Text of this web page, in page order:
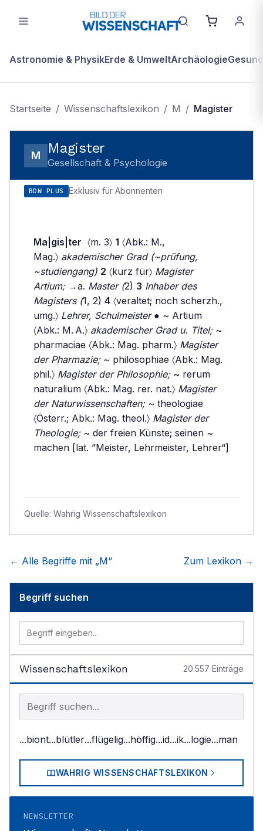
Astronomie & PhysikErde & UmweltArchäologie
Startseite / Wissenschaftslexikon / M / Magister
M Magister
Gesellschaft & Psychologie
BDW PLUS Exklusiv für Abonnenten
Ma|gis|ter 〈m. 3〉 1 〈Abk.: M.,
Mag.〉 akademischer Grad (~prüfung,
~studiengang) 2 〈kurz für〉 Magister
Artium;→a. Master (2) 3 Inhaber des
Magisters (1, 2) 4 〈veraltet; noch scherzh.,
umg.〉 Lehrer, Schulmeister● ~ Artium
〈Abk.: M. A.〉 akademischer Grad u. Titel;~
pharmaciae 〈Abk.: Mag. pharm.〉 Magister
der Pharmazie;~ philosophiae 〈Abk.: Mag.
phil.〉 Magister der Philosophie;~ rerum
naturalium 〈Abk.: Mag. rer. nat.〉 Magister
der Naturwissenschaften;~ theologiae
〈Österr.; Abk.: Mag. theol.〉 Magister der
Theologie;~ der freien Künste; seinen ~
machen [lat. ”Meister, Lehrmeister, Lehrer“]
Quelle: Wahrig Wissenschaftslexikon
← Alle Begriffe mit „M“ Zum Lexikon →
Begriff suchen
Wissenschaftslexikon 20.557 Einträge
Begriff im Lexikon suchen
...biont...blütler...flügelig...höffig...id...ik...logie...man
WAHRIG WISSENSCHAFTSLEXIKON
NEWSLETTER